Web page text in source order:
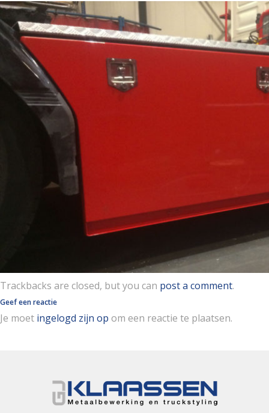
Trackbacks are closed, but you can post a comment.
Geef een reactie
Je moet ingelogd zijn op om een reactie te plaatsen.